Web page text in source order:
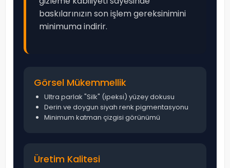
baskılarınızın son işlem gereksinimini
minimuma indirir.
Görsel Mükemmellik
Ultra parlak "Silk" (ipeksi) yüzey dokusu
Derin ve doygun siyah renk pigmentasyonu
Minimum katman çizgisi görünümü
Üretim Kalitesi